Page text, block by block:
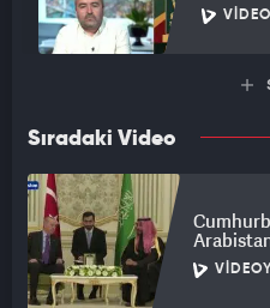
Sıradaki Video